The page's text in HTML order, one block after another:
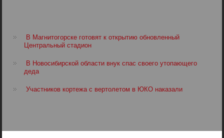
В Магнитогорске готовят к открытию обновленный
Центральный стадион
В Новосибирской области внук спас своего утопающего
деда
Участников кортежа с вертолетом в ЮКО наказали